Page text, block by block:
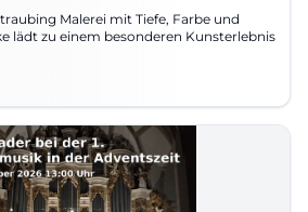
Malerei mit Tiefe, Farbe und
lädt zu einem besonderen Kunsterlebnis